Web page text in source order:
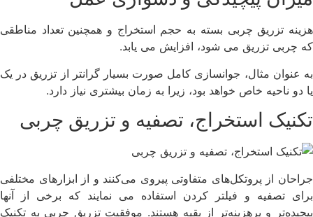
هزینه تزریق چربی بسته به حجم استخراج و همچنین تعداد مناطقی
که چربی تزریق می شود، افزایش می یابد.
به عنوان مثال، جوانسازی کامل صورت بسیار گرانتر از تزریق در یک
یا دو ناحیه خاص خواهد بود، زیرا به زمان بیشتری نیاز دارد.
تکنیک استخراج، تصفیه و تزریق چربی
جراحان از پروتکل‌های متفاوتی پیروی می‌کنند و از ابزارهای مختلفی
برای تصفیه و فیلتر کردن استفاده می نمایند که برخی از آنها
پیچیده‌تر و پرهزینه‌تر از بقیه هستند. موفقیت تزریق چربی به تکنیک